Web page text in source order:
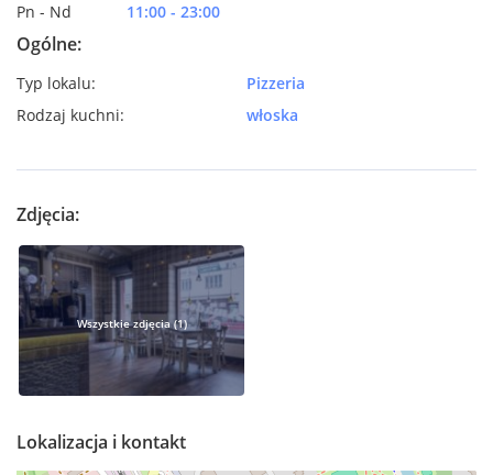
Pn - Nd 11:00 - 23:00
Ogólne:
Typ lokalu:
Pizzeria
Rodzaj kuchni:
włoska
Zdjęcia:
Wszystkie zdjęcia (1)
Lokalizacja i kontakt